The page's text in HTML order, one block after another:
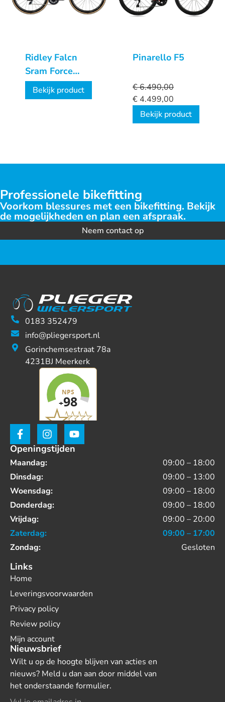
Ridley Falcn
Sram Force
AXS 2X12
Bekijk product
Pinarello F5
€6.490,00
€ 4.499,00
Bekijk product
Professionele bikefitting
Voorkom blessures met een bikefitting. Bekijk
de mogelijkheden en plan een afspraak.
Neem contact op
0183 352479
info@pliegersport.nl
Gorinchemsestraat 78a
4231BJ Meerkerk
Openingstijden
Maandag:
09:00 – 18:00
Dinsdag:
09:00 – 13:00
Woensdag:
09:00 – 18:00
Donderdag:
09:00 – 18:00
Vrijdag:
09:00 – 20:00
Zaterdag:
09:00 – 17:00
Zondag:
Gesloten
Links
Home
Leveringsvoorwaarden
Privacy policy
Review policy
Mijn account
Nieuwsbrief
Wilt u op de hoogte blijven van acties en
nieuws? Meld u dan aan door middel van
het onderstaande formulier.